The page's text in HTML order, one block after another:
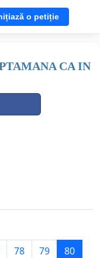
o petiție
CA IN
78 79
80